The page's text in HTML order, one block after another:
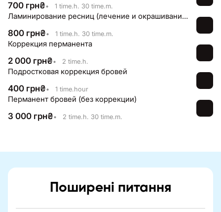
700 грн₴• 1 time.h. 30 time.m.
Ламинирование ресниц (лечение и окрашивание)
800 грн₴• 1 time.h. 30 time.m.
Коррекция перманента
2 000 грн₴• 2 time.h.
Подростковая коррекция бровей
400 грн₴• 1 time.hour
Перманент бровей (без коррекции)
3 000 грн₴• 2 time.h. 30 time.m.
Поширені питання